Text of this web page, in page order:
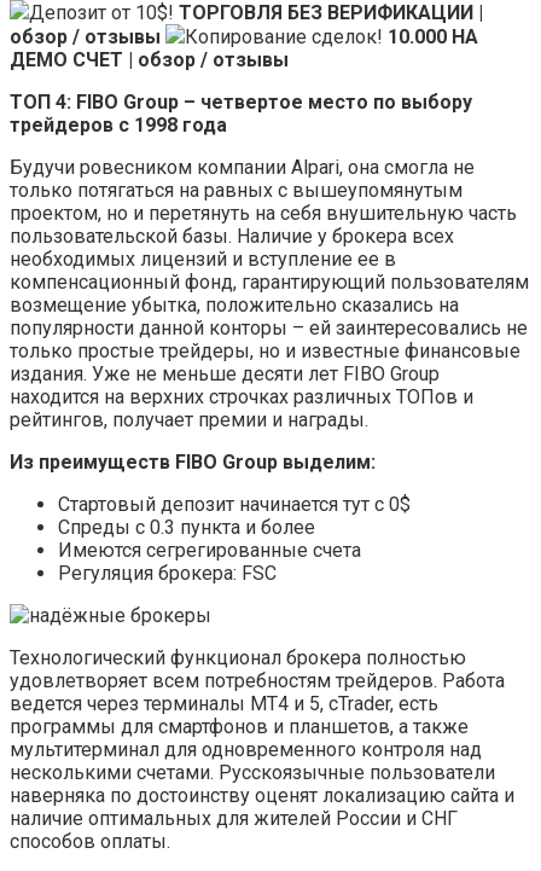
Депозит от 10$! ТОРГОВЛЯ БЕЗ ВЕРИФИКАЦИИ |
обзор / отзывы
Копирование сделок! 10.000 НА
ДЕМО СЧЕТ | обзор / отзывы
ТОП 4: FIBO Group – четвертое место по выбору
трейдеров с 1998 года
Будучи ровесником компании Alpari, она смогла не
только потягаться на равных с вышеупомянутым
проектом, но и перетянуть на себя внушительную часть
пользовательской базы. Наличие у брокера всех
необходимых лицензий и вступление ее в
компенсационный фонд, гарантирующий пользователям
возмещение убытка, положительно сказались на
популярности данной конторы – ей заинтересовались не
только простые трейдеры, но и известные финансовые
издания. Уже не меньше десяти лет FIBO Group
находится на верхних строчках различных ТОПов и
рейтингов, получает премии и награды.
Из преимуществ FIBO Group выделим:
Стартовый депозит начинается тут с 0$
Спреды с 0.3 пункта и более
Имеются сегрегированные счета
Регуляция брокера: FSC
Технологический функционал брокера полностью
удовлетворяет всем потребностям трейдеров. Работа
ведется через терминалы МТ4 и 5, cTrader, есть
программы для смартфонов и планшетов, а также
мультитерминал для одновременного контроля над
несколькими счетами. Русскоязычные пользователи
наверняка по достоинству оценят локализацию сайта и
наличие оптимальных для жителей России и СНГ
способов оплаты.